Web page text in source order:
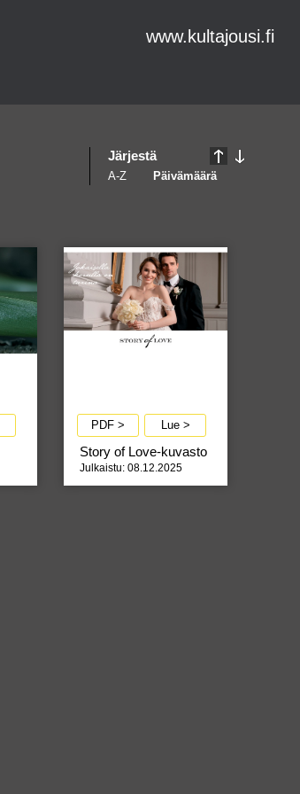
www.kultajousi.fi
Järjestä
A-Z Päivämäärä
Story of Love-kuvasto
Julkaistu: 08.12.2025
PDF > Lue >